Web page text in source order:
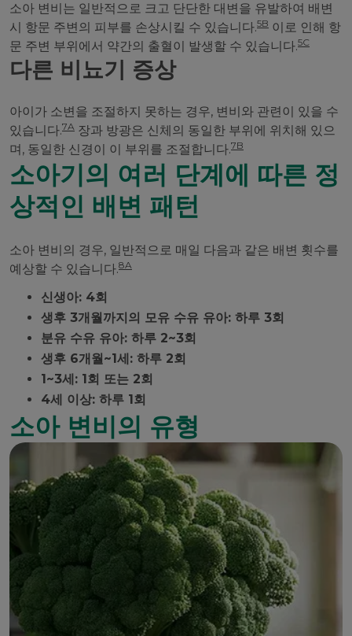
소아 변비는 일반적으로 크고 단단한 대변을 유발하여 배변
시 항문 주변의 피부를 손상시킬 수 있습니다.5B 이로 인해 항
문 주변 부위에서 약간의 출혈이 발생할 수 있습니다.5C
다른 비뇨기 증상
아이가 소변을 조절하지 못하는 경우, 변비와 관련이 있을 수
있습니다.7A 장과 방광은 신체의 동일한 부위에 위치해 있으
며, 동일한 신경이 이 부위를 조절합니다.7B
소아기의 여러 단계에 따른 정
상적인 배변 패턴
소아 변비의 경우, 일반적으로 매일 다음과 같은 배변 횟수를
예상할 수 있습니다.8A
신생아: 4회
생후 3개월까지의 모유 수유 유아: 하루 3회
분유 수유 유아: 하루 2~3회
생후 6개월~1세: 하루 2회
1~3세: 1회 또는 2회
4세 이상: 하루 1회
소아 변비의 유형